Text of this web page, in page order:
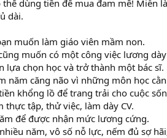
thể dùng tiền để mua đam mê! Miễn
dài.
muốn làm giáo viên mầm non.
muốn có một công việc lương
lựa chọn học và trở thành một bác sĩ.
năm căng não vì những môn học
khổng lồ để trang trải cho cuộc
thực tập, thử việc, làm dày CV.
để được nhận mức lương cứng.
năm, vô số nỗ lực, nếm đủ sợ